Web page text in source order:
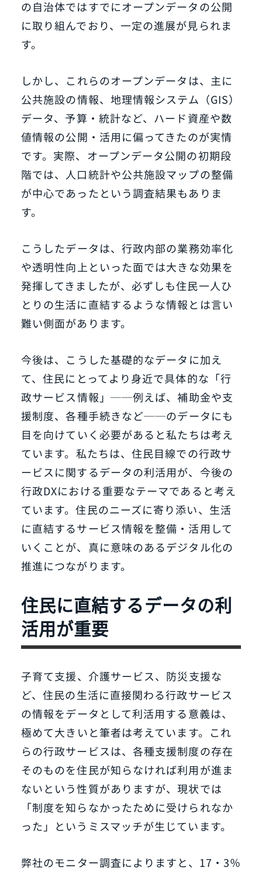
の自治体ではすでにオープンデータの公開
に取り組んでおり、一定の進展が見られま
す。
しかし、これらのオープンデータは、主に
公共施設の情報、地理情報システム（GIS）
データ、予算・統計など、ハード資産や数
値情報の公開・活用に偏ってきたのが実情
です。実際、オープンデータ公開の初期段
階では、人口統計や公共施設マップの整備
が中心であったという調査結果もありま
す。
こうしたデータは、行政内部の業務効率化
や透明性向上といった面では大きな効果を
発揮してきましたが、必ずしも住民一人ひ
とりの生活に直結するような情報とは言い
難い側面があります。
今後は、こうした基礎的なデータに加え
て、住民にとってより身近で具体的な「行
政サービス情報」──例えば、補助金や支
援制度、各種手続きなど──のデータにも
目を向けていく必要があると私たちは考え
ています。私たちは、住民目線での行政サ
ービスに関するデータの利活用が、今後の
行政DXにおける重要なテーマであると考え
ています。住民のニーズに寄り添い、生活
に直結するサービス情報を整備・活用して
いくことが、真に意味のあるデジタル化の
推進につながります。
住民に直結するデータの利
活用が重要
子育て支援、介護サービス、防災支援な
ど、住民の生活に直接関わる行政サービス
の情報をデータとして利活用する意義は、
極めて大きいと筆者は考えています。これ
らの行政サービスは、各種支援制度の存在
そのものを住民が知らなければ利用が進ま
ないという性質がありますが、現状では
「制度を知らなかったために受けられなか
った」というミスマッチが生じています。
弊社のモニター調査によりますと、17・3％